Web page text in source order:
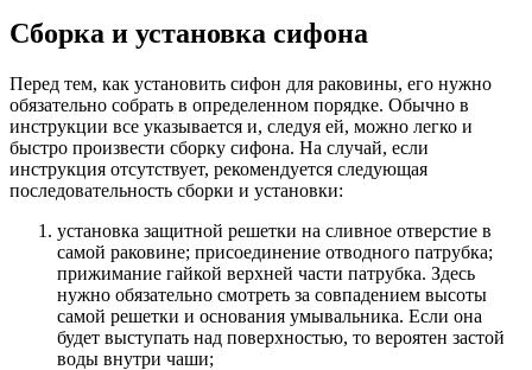
Сборка и установка сифона
Перед тем, как установить сифон для раковины, его нужно
обязательно собрать в определенном порядке. Обычно в
инструкции все указывается и, следуя ей, можно легко и
быстро произвести сборку сифона. На случай, если
инструкция отсутствует, рекомендуется следующая
последовательность сборки и установки:
установка защитной решетки на сливное отверстие в
самой раковине; присоединение отводного патрубка;
прижимание гайкой верхней части патрубка. Здесь
нужно обязательно смотреть за совпадением высоты
самой решетки и основания умывальника. Если она
будет выступать над поверхностью, то вероятен застой
воды внутри чаши;